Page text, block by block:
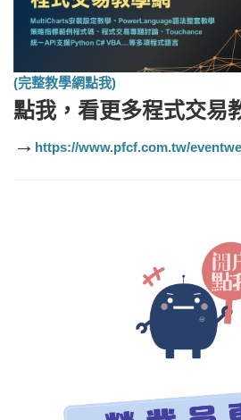
(完整教學網點我)
點我，看更多程式交易
→ https://www.pfcf.com.tw/